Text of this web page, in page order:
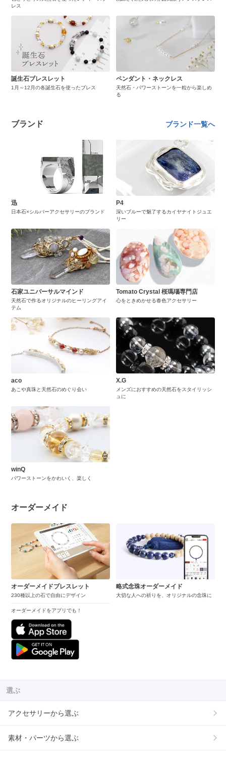
レス
誕生石ブレスレット
1月～12月の各誕生石を使ったブレス
ペンダント・ネックレス
天然石・パワーストーンを一粒から楽しめ
る
ブランド ブランド一覧へ
迅
日本石×シルバーアクセサリーのブランド
P4
深いブルーで魅了するカイヤナイトジュエ
リー
石家ユニバーサルマインド
天然石で作るオリジナルのヒーリングアイ
テム
Tomato Crystal 桜瑪瑙専門店
心をときめかせる春色アクセサリー
aco
あこや真珠と天然石のめぐり会い
X.G
メンズにおすすめの天然石をスタイリッシ
ュに
winQ
パワーストーンをかわいく、楽しく
オーダーメイド
オーダーメイドブレスレット
230種以上の石で自由にデザイン
オーダーメイドをアプリでも！
略式念珠オーダーメイド
大切な人への祈りを、オリジナルの念珠に
選ぶ
アクセサリーから選ぶ
素材・パーツから選ぶ